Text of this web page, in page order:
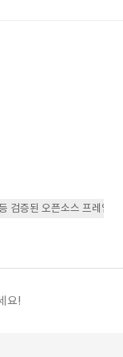
증된 오픈소스 프레임워
요!